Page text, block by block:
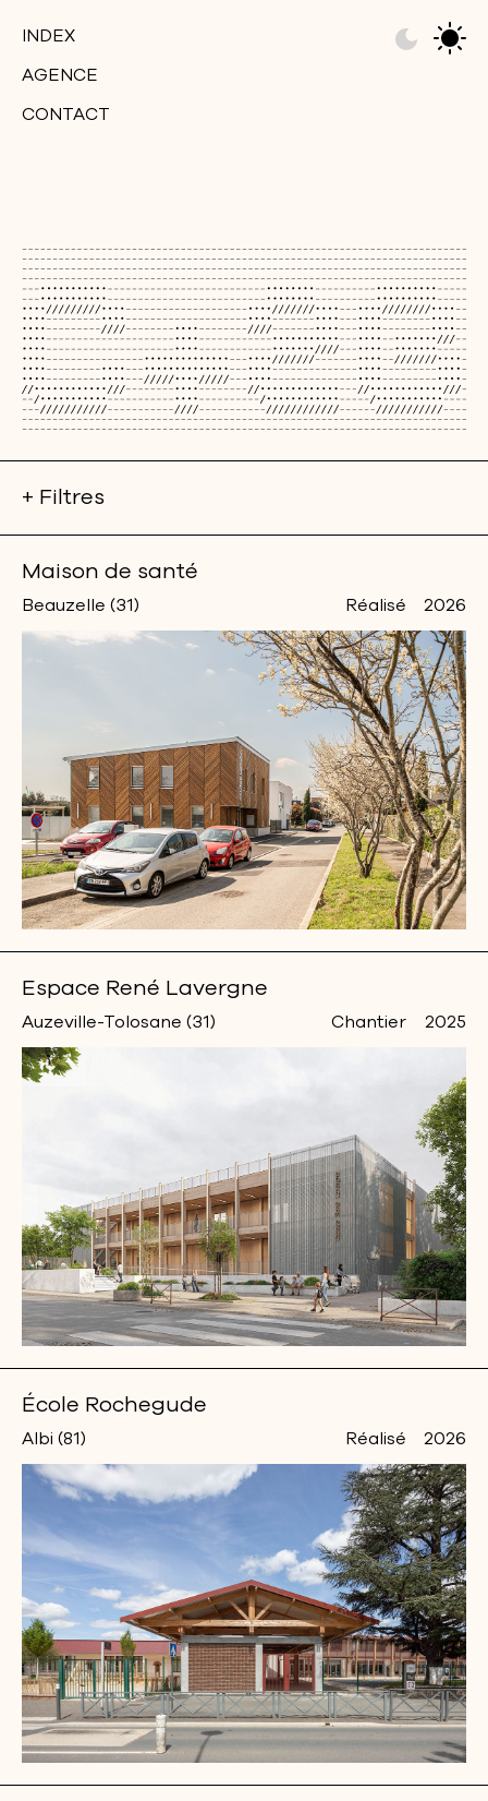
INDEX
AGENCE
CONTACT
+ Filtres
Maison de santé
Réalisé
Beauzelle (31) 2026
Espace René Lavergne
Chantier
Auzeville-Tolosane (31) 2025
École Rochegude
Réalisé
Albi (81) 2026